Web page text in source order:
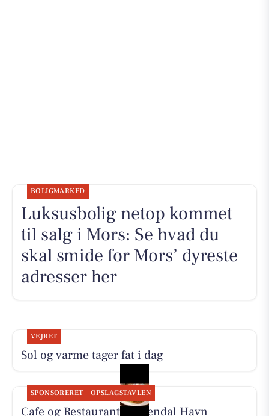
BOLIGMARKED
Luksusbolig netop kommet
til salg i Mors: Se hvad du
skal smide for Mors’ dyreste
adresser her
VEJRET
Sol og varme tager fat i dag
SPONSORERET OPSLAGSTAVLEN
Cafe og Restaurant Gyldendal Havn